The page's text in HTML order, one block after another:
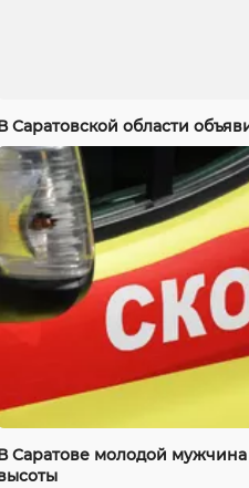
Саратовской области
Саратове молодой